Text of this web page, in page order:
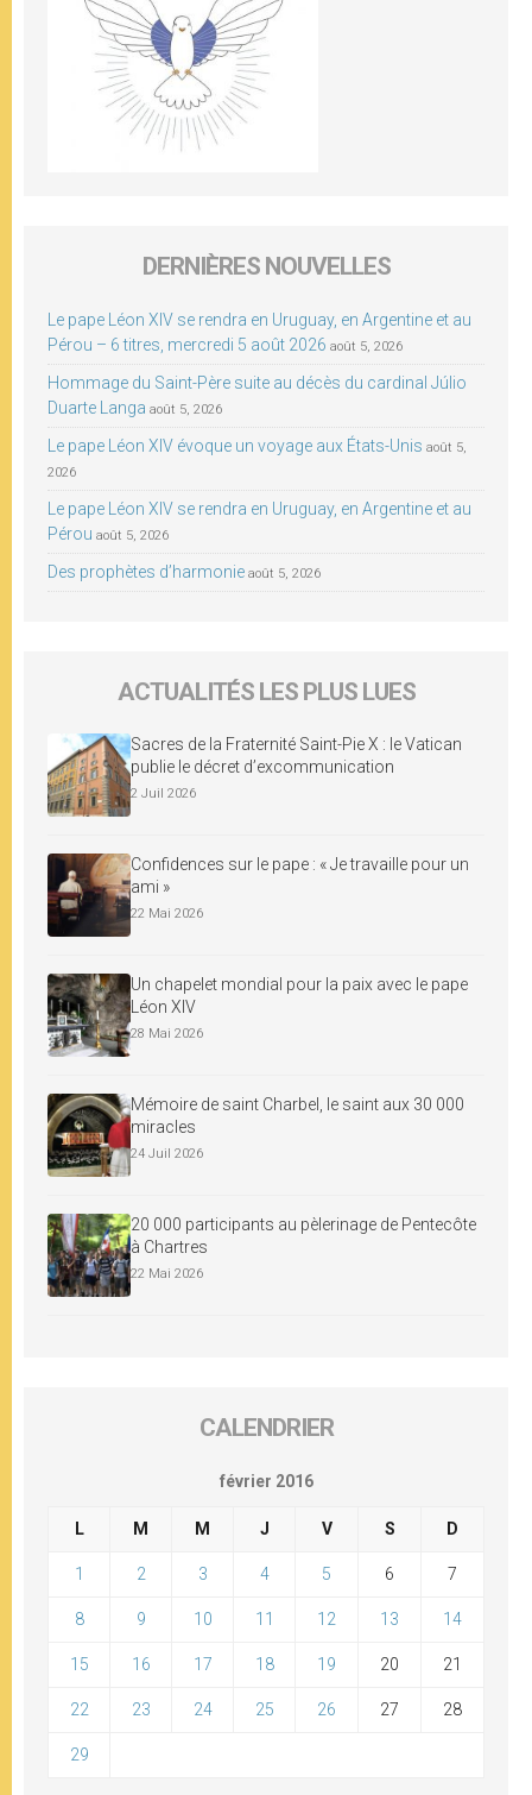
DERNIÈRES NOUVELLES
Le pape Léon XIV se rendra en Uruguay, en Argentine et au
Pérou – 6 titres, mercredi 5 août 2026 août 5, 2026
Hommage du Saint-Père suite au décès du cardinal Júlio
Duarte Langa août 5, 2026
Le pape Léon XIV évoque un voyage aux États-Unis août 5,
2026
Le pape Léon XIV se rendra en Uruguay, en Argentine et au
Pérou août 5, 2026
Des prophètes d’harmonie août 5, 2026
ACTUALITÉS LES PLUS LUES
Sacres de la Fraternité Saint-Pie X : le Vatican
publie le décret d’excommunication
2 Juil 2026
Confidences sur le pape : « Je travaille pour un
ami »
22 Mai 2026
Un chapelet mondial pour la paix avec le pape
Léon XIV
28 Mai 2026
Mémoire de saint Charbel, le saint aux 30 000
miracles
24 Juil 2026
20 000 participants au pèlerinage de Pentecôte
à Chartres
22 Mai 2026
CALENDRIER
février 2016
L M M J V S D
1 2 3 4 5 6 7
8 9 10 11 12 13 14
15 16 17 18 19 20 21
22 23 24 25 26 27 28
29